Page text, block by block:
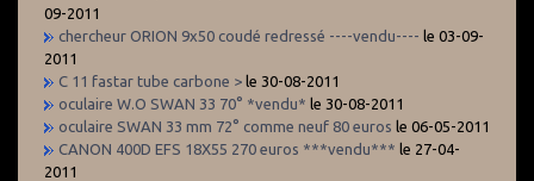
09-2011
chercheur ORION 9x50 coudé redressé ----vendu---- le 03-09-
2011
C 11 fastar tube carbone > le 30-08-2011
oculaire W.O SWAN 33 70° *vendu* le 30-08-2011
oculaire SWAN 33 mm 72° comme neuf 80 euros le 06-05-2011
CANON 400D EFS 18X55 270 euros ***vendu*** le 27-04-
2011